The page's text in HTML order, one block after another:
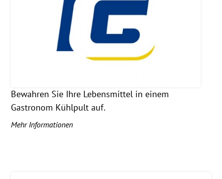
Bewahren Sie Ihre Lebensmittel in einem
Gastronom Kühlpult auf.
Mehr Informationen